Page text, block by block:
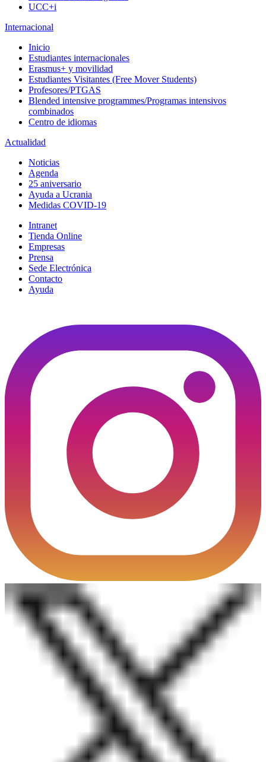
UCC+i
Internacional
Inicio
Estudiantes internacionales
Erasmus+ y movilidad
Estudiantes Visitantes (Free Mover Students)
Profesores/PTGAS
Blended intensive programmes/Programas intensivos
combinados
Centro de idiomas
Actualidad
Noticias
Agenda
25 aniversario
Ayuda a Ucrania
Medidas COVID-19
Intranet
Tienda Online
Empresas
Prensa
Sede Electrónica
Contacto
Ayuda